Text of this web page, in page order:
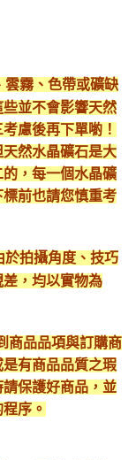
雲霧、色帶或礦缺
並不會影響天然
慮後再下單喲！
然水晶礦石是大
，每一個水晶礦
前也請您慎重考
於拍攝角度、技巧
，均以實物為
商品品項與訂購商
有商品品質之瑕
保護好商品，並
序。